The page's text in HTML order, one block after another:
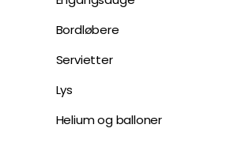
Bordløbere
Servietter
Lys
Helium og balloner